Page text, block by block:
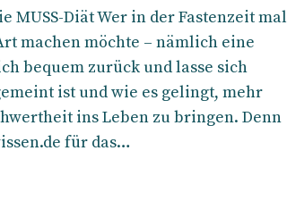
MUSS-Diät Wer in der Fastenzeit mal
machen möchte – nämlich eine
bequem zurück und lasse sich
ist und wie es gelingt, mehr
ins Leben zu bringen. Denn
für das…